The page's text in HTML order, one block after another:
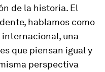
de la historia. El
hablamos como
una
que piensan igual y
perspectiva